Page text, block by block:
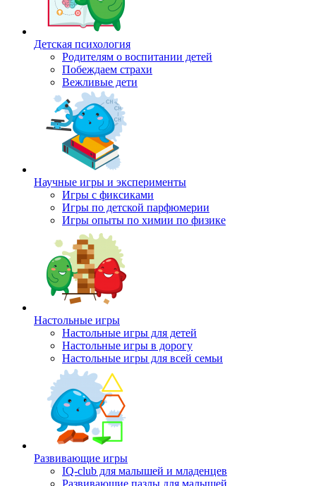
Детская психология
Родителям о воспитании детей
Побеждаем страхи
Вежливые дети
Научные игры и эксперименты
Игры с фиксиками
Игры по детской парфюмерии
Игры опыты по химии по физике
Настольные игры
Настольные игры для детей
Настольные игры в дорогу
Настольные игры для всей семьи
Развивающие игры
IQ-club для малышей и младенцев
Развивающие пазлы для малышей